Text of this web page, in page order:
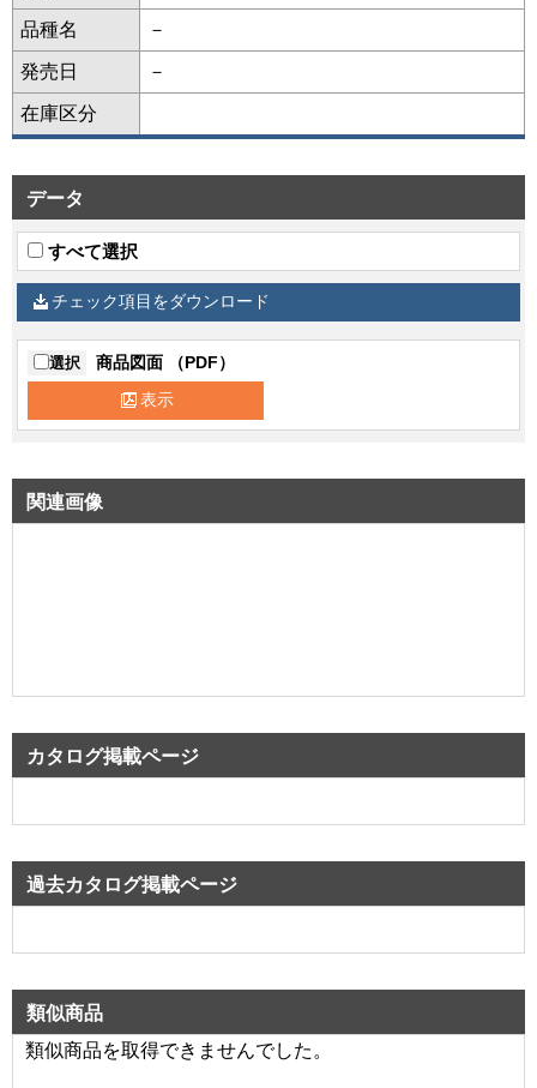
品種名 －
発売日 －
在庫区分
データ
すべて選択
チェック項目をダウンロード
選択 商品図面 （PDF）
表示
関連画像
カタログ掲載ページ
過去カタログ掲載ページ
類似商品
類似商品を取得できませんでした。